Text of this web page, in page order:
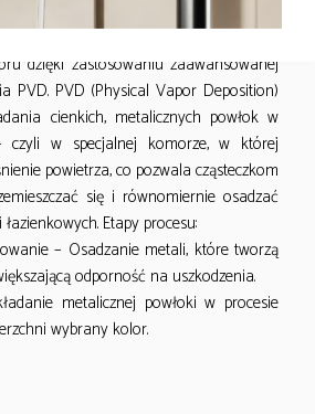
w kolorze złotym zyskują wyjątkową
dzięki zastosowaniu zaawansowanej
PVD. PVD (Physical Vapor Deposition)
cienkich, metalicznych powłok w
czyli w specjalnej komorze, w której
powietrza, co pozwala cząsteczkom
się i równomiernie osadzać
Etapy procesu:
– Osadzanie metali, które tworzą
odporność na uszkodzenia.
metalicznej powłoki w procesie
wybrany kolor.